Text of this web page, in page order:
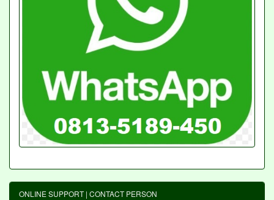
ONLINE SUPPORT | CONTACT PERSON